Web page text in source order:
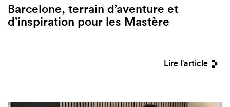
Barcelone, terrain d’aventure et
d’inspiration pour les Mastère
Lire l'article